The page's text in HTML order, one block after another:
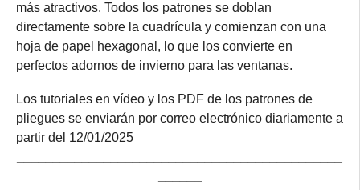
más atractivos. Todos los patrones se doblan
directamente sobre la cuadrícula y comienzan con una
hoja de papel hexagonal, lo que los convierte en
perfectos adornos de invierno para las ventanas.
Los tutoriales en vídeo y los PDF de los patrones de
pliegues se enviarán por correo electrónico diariamente a
partir del 12/01/2025